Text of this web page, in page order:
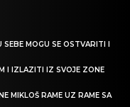
MOGU SE OSTVARITI I
I IZLAZITI IZ SVOJE ZONE
MIKLOŠ RAME UZ RAME SA